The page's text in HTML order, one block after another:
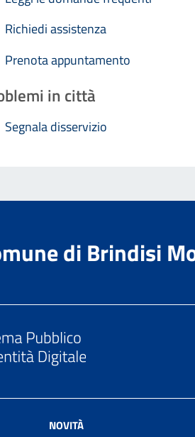
Richiedi assistenza
Prenota appuntamento
in città
Segnala disservizio
di Brindisi
NOVITÀ